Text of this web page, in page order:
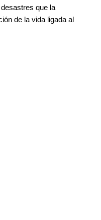
que la
de la vida ligada al